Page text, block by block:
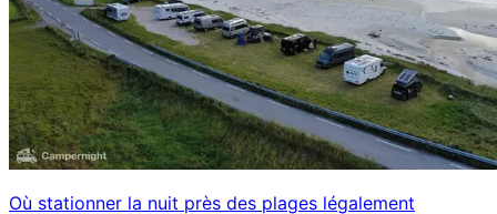
Où stationner la nuit près des plages légalement